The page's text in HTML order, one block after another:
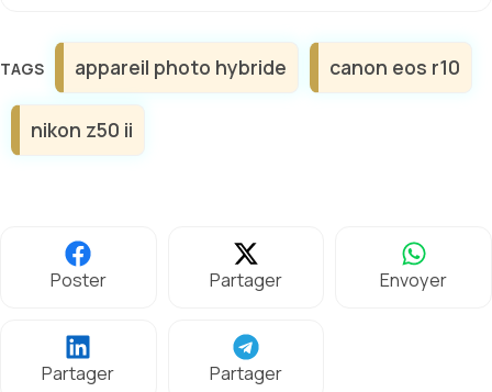
Étiquettes
appareil photo hybride canon eos r10
nikon z50 ii
Poster Partager Envoyer
Partager Partager